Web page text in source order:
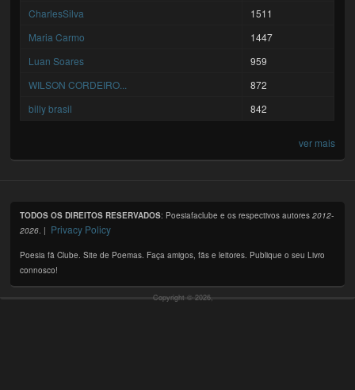
CharlesSilva
1511
Maria Carmo
1447
Luan Soares
959
WILSON CORDEIRO...
872
billy brasil
842
ver mais
TODOS OS DIREITOS RESERVADOS: Poesiafaclube e os respectivos autores2012-
2026 . | Privacy Policy
Poesia fã Clube. Site de Poemas. Faça amigos, fãs e leitores. Publique o seu Livro
connosco!
Copyright © 2026,